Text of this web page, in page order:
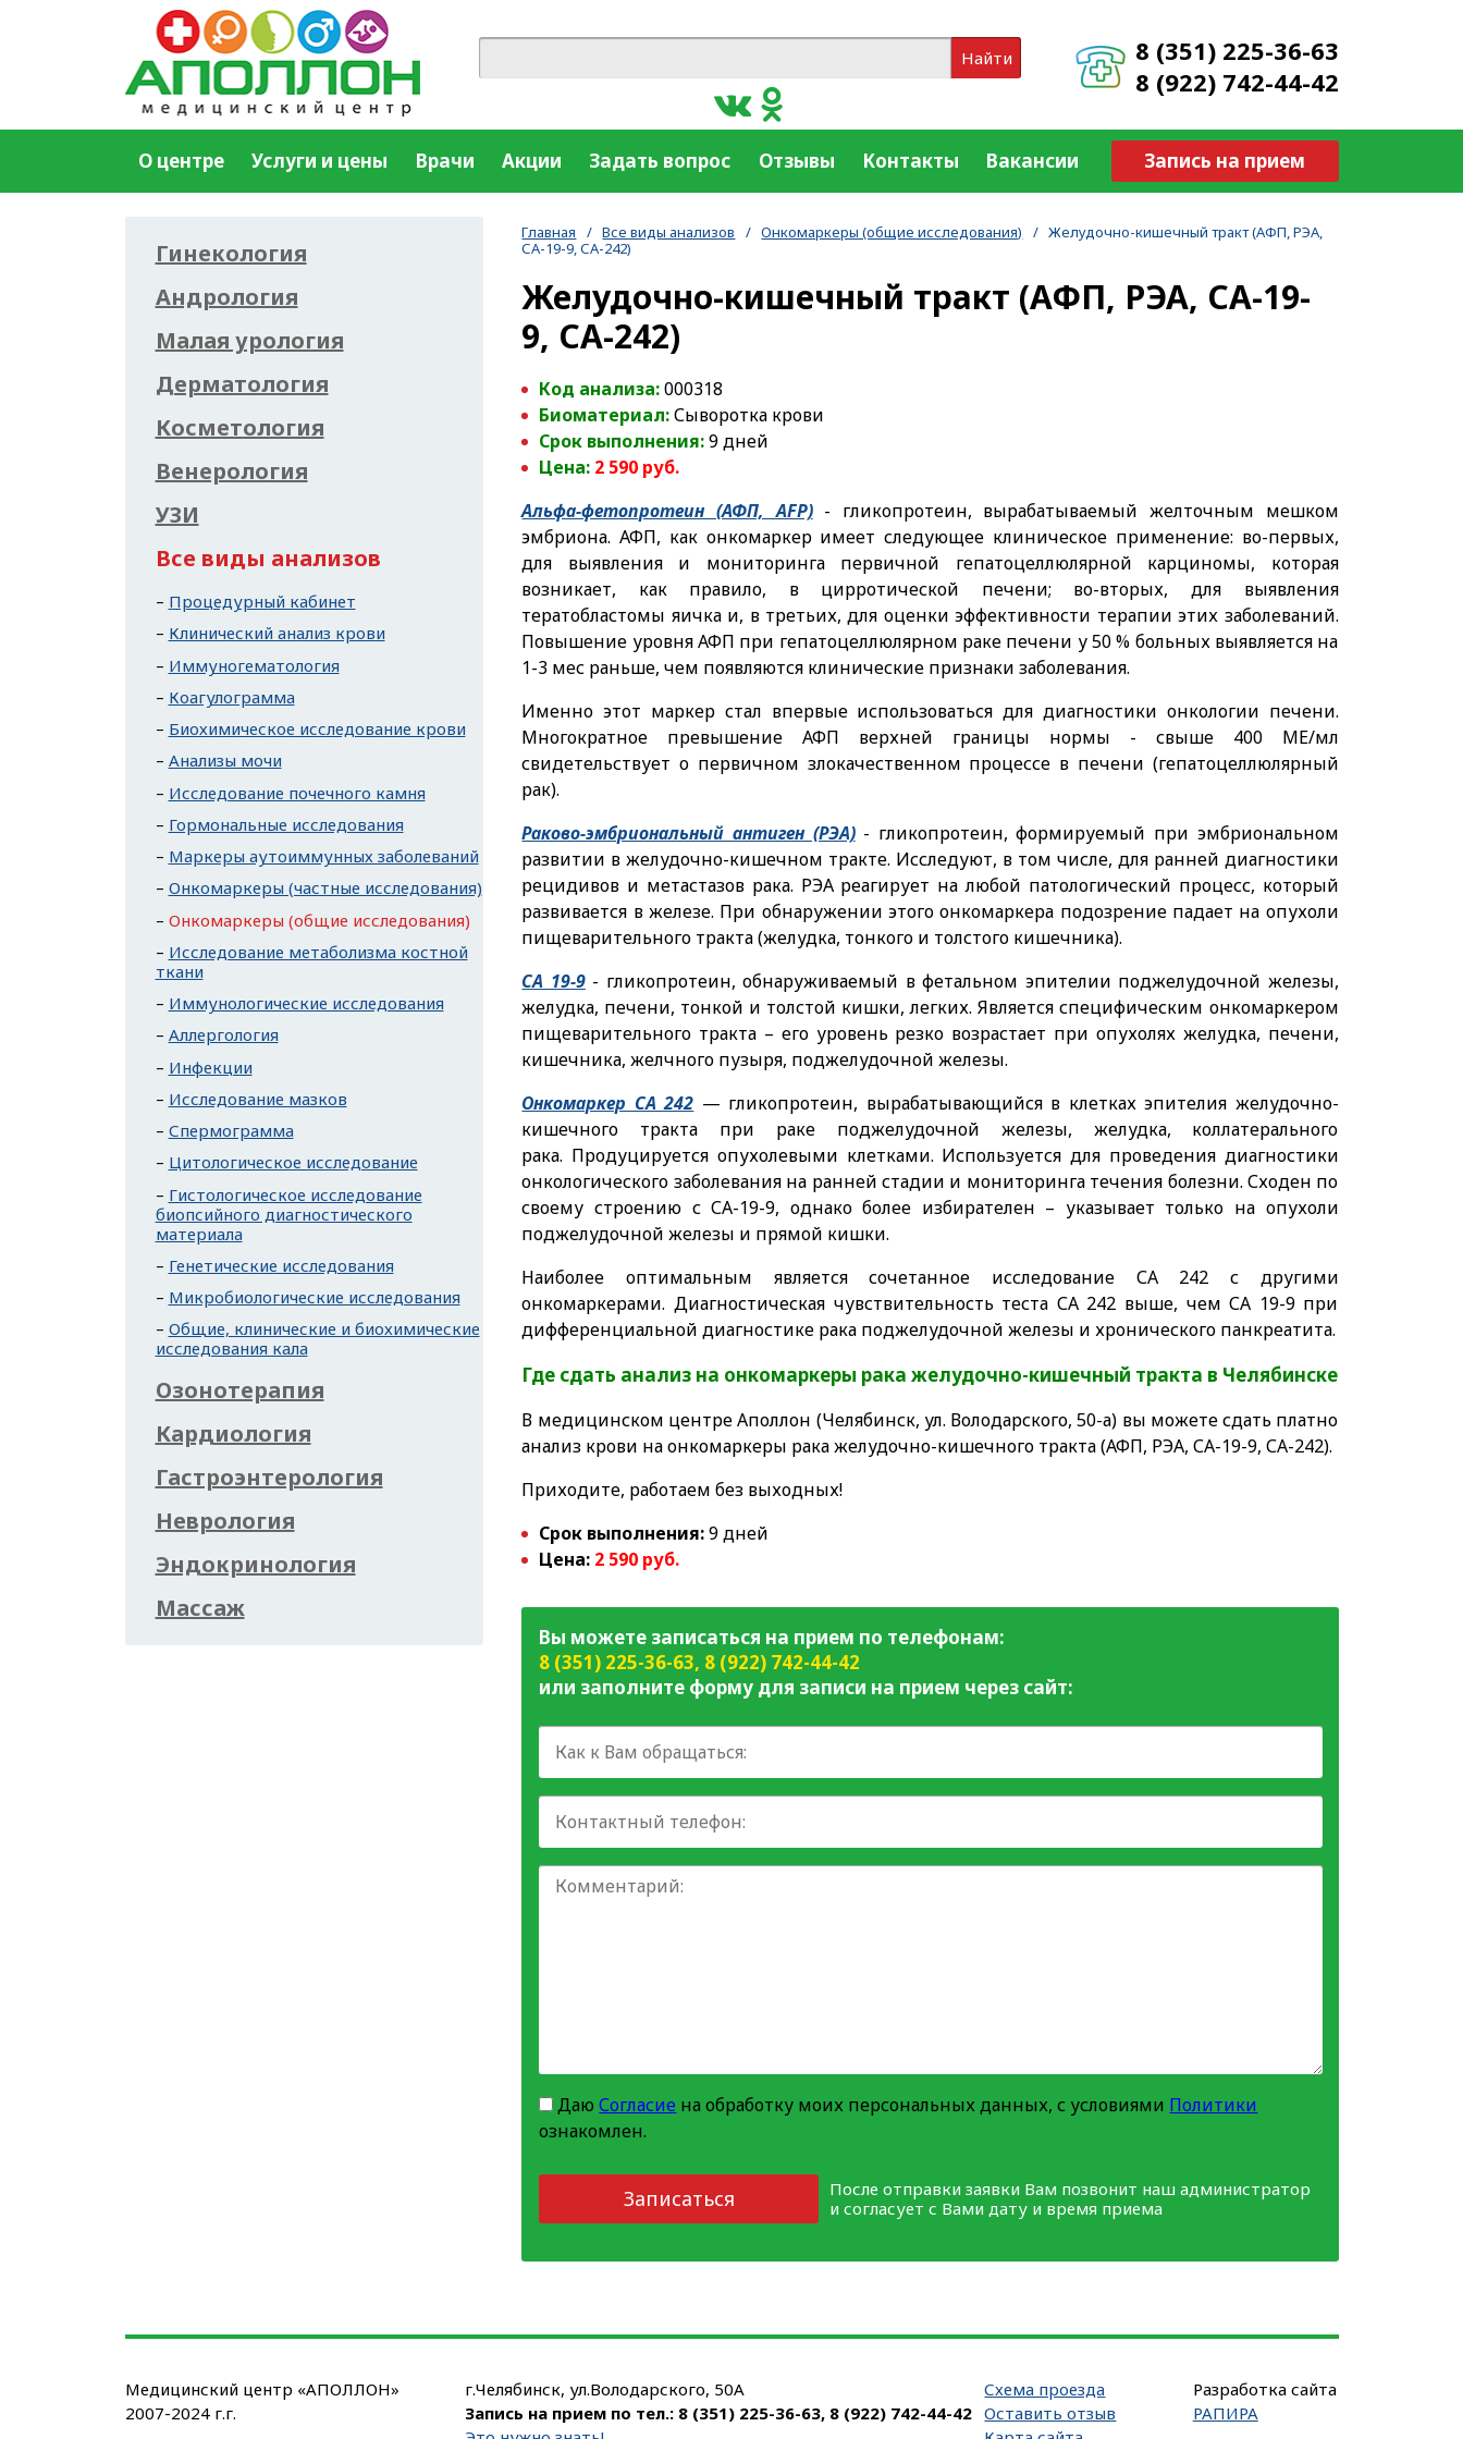
8 (351) 225-36-63
8 (922) 742-44-42
Найти
Запись на прием
О центре Услуги и цены Врачи Акции Задать вопрос Отзывы Контакты Вакансии
Главная / Все виды анализов / Онкомаркеры (общие исследования) / Желудочно-кишечный тракт (АФП, РЭА,
СА-19-9, СА-242)
Желудочно-кишечный тракт (АФП, РЭА, СА-19-
9, СА-242)
Код анализа:000318
Биоматериал:Сыворотка крови
Срок выполнения:9 дней
Цена: 2 590 руб.
Альфа-фетопротеин (АФП, AFP)- гликопротеин, вырабатываемый желточным мешком
эмбриона. АФП, как онкомаркер имеет следующее клиническое применение: во-первых,
для выявления и мониторинга первичной гепатоцеллюлярной карциномы, которая
возникает, как правило, в цирротической печени; во-вторых, для выявления
тератобластомы яичка и, в третьих, для оценки эффективности терапии этих заболеваний.
Повышение уровня АФП при гепатоцеллюлярном раке печени у 50 % больных выявляется на
1-3 мес раньше, чем появляются клинические признаки заболевания.
Именно этот маркер стал впервые использоваться для диагностики онкологии печени.
Многократное превышение АФП верхней границы нормы - свыше 400 МЕ/мл
свидетельствует о первичном злокачественном процессе в печени (гепатоцеллюлярный
рак).
Раково-эмбриональный антиген (РЭА)- гликопротеин, формируемый при эмбриональном
развитии в желудочно-кишечном тракте. Исследуют, в том числе, для ранней диагностики
рецидивов и метастазов рака. РЭА реагирует на любой патологический процесс, который
развивается в железе. При обнаружении этого онкомаркера подозрение падает на опухоли
пищеварительного тракта (желудка, тонкого и толстого кишечника).
СА 19-9- гликопротеин, обнаруживаемый в фетальном эпителии поджелудочной железы,
желудка, печени, тонкой и толстой кишки, легких. Является специфическим онкомаркером
пищеварительного тракта – его уровень резко возрастает при опухолях желудка, печени,
кишечника, желчного пузыря, поджелудочной железы.
Онкомаркер СА 242 — гликопротеин, вырабатывающийся в клетках эпителия желудочно-
кишечного тракта при раке поджелудочной железы, желудка, коллатерального
рака. Продуцируется опухолевыми клетками. Используется для проведения диагностики
онкологического заболевания на ранней стадии и мониторинга течения болезни. Сходен по
своему строению с СА-19-9, однако более избирателен – указывает только на опухоли
поджелудочной железы и прямой кишки.
Наиболее оптимальным является сочетанное исследование СА 242 с другими
онкомаркерами. Диагностическая чувствительность теста СА 242 выше, чем СА 19-9 при
дифференциальной диагностике рака поджелудочной железы и хронического панкреатита.
Где сдать анализ на онкомаркеры рака желудочно-кишечный тракта в Челябинске
В медицинском центре Аполлон (Челябинск, ул. Володарского, 50-а) вы можете сдать платно
анализ крови на онкомаркеры рака желудочно-кишечного тракта (АФП, РЭА, СА-19-9, СА-242).
Приходите, работаем без выходных!
Срок выполнения:9 дней
Цена: 2 590 руб.
Вы можете записаться на прием по телефонам:
8 (351) 225-36-63, 8 (922) 742-44-42
или заполните форму для записи на прием через сайт:
ДаюСогласие на обработку моих персональных данных, с условиями Политики
ознакомлен.
Записаться
После отправки заявки Вам позвонит наш администратор
и согласует с Вами дату и время приема
Гинекология
Андрология
Малая урология
Дерматология
Косметология
Венерология
УЗИ
Все виды анализов
Процедурный кабинет
Клинический анализ крови
Иммуногематология
Коагулограмма
Биохимическое исследование крови
Анализы мочи
Исследование почечного камня
Гормональные исследования
Маркеры аутоиммунных заболеваний
Онкомаркеры (частные исследования)
Онкомаркеры (общие исследования)
Исследование метаболизма костной
ткани
Иммунологические исследования
Аллергология
Инфекции
Исследование мазков
Спермограмма
Цитологическое исследование
Гистологическое исследование
биопсийного диагностического
материала
Генетические исследования
Микробиологические исследования
Общие, клинические и биохимические
исследования кала
Озонотерапия
Кардиология
Гастроэнтерология
Неврология
Эндокринология
Массаж
Медицинский центр «АПОЛЛОН»
2007-2024 г.г.
г.Челябинск, ул.Володарского, 50А
Запись на прием по тел.: 8 (351) 225-36-63, 8 (922) 742-44-42
Схема проезда
Оставить отзыв
Разработка сайта
РАПИРА